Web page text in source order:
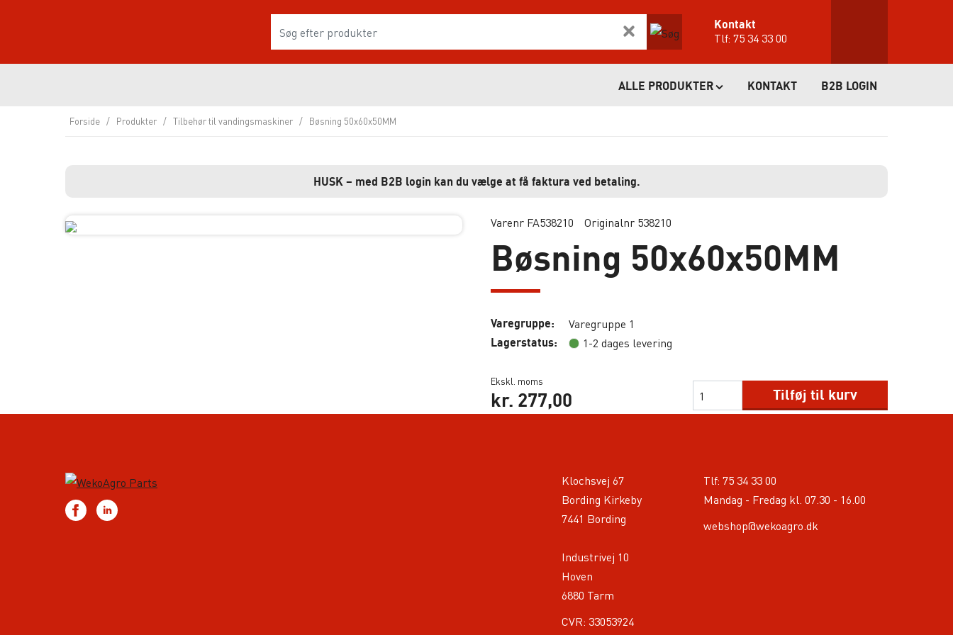
Kontakt
Tlf:75 34 33 00
ALLE PRODUKTER KONTAKT B2B LOGIN
Forside / Produkter / Tilbehør til vandingsmaskiner / Bøsning 50x60x50MM
HUSK – med B2B login kan du vælge at få faktura ved betaling.
Varenr FA538210 Originalnr 538210
Bøsning 50x60x50MM
Varegruppe: Varegruppe 1
Lagerstatus: 1-2 dages levering
Ekskl. moms
kr. 277,00 Tilføj til kurv
Klochsvej 67
Bording Kirkeby
7441 Bording
Industrivej 10
Hoven
6880 Tarm
CVR: 33053924
Tlf: 75 34 33 00
Mandag - Fredag kl. 07.30 - 16.00
webshop@wekoagro.dk